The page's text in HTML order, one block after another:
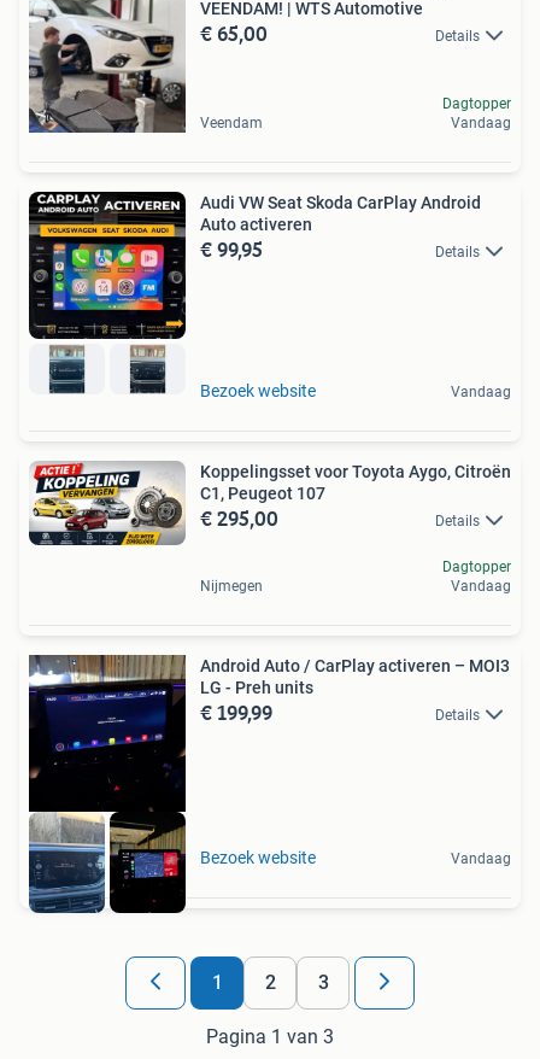
VEENDAM! | WTS Automotive
€ 65,00 Details
Veendam
Dagtopper
Vandaag
Audi VW Seat Skoda CarPlay Android
Auto activeren
€ 99,95 Details
Bezoek website Vandaag
Koppelingsset voor Toyota Aygo, Citroën
C1, Peugeot 107
€ 295,00 Details
Nijmegen
Dagtopper
Vandaag
Android Auto / CarPlay activeren – MOI3
LG - Preh units
€ 199,99 Details
Bezoek website Vandaag
1 2 3
Pagina 1 van 3